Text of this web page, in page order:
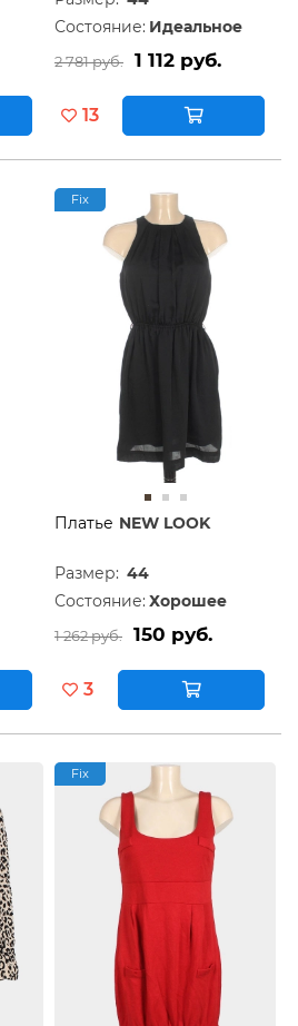
Состояние: Идеальное
2 781 руб. 1 112 руб.
13
Fix
Платье NEW LOOK
Размер: 44
Состояние: Хорошее
1 262 руб. 150 руб.
3
Fix